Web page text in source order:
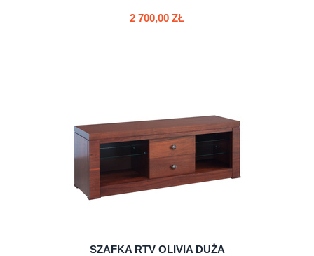
2 700,00 ZŁ
SZAFKA RTV OLIVIA DUŻA